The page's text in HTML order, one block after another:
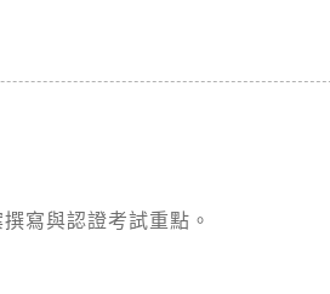
寫與認證考試重點。